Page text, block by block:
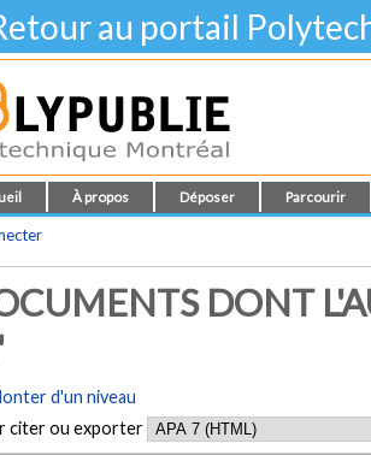
au portail
À propos Déposer Parcourir
DONT
d'un niveau
citer ou exporter